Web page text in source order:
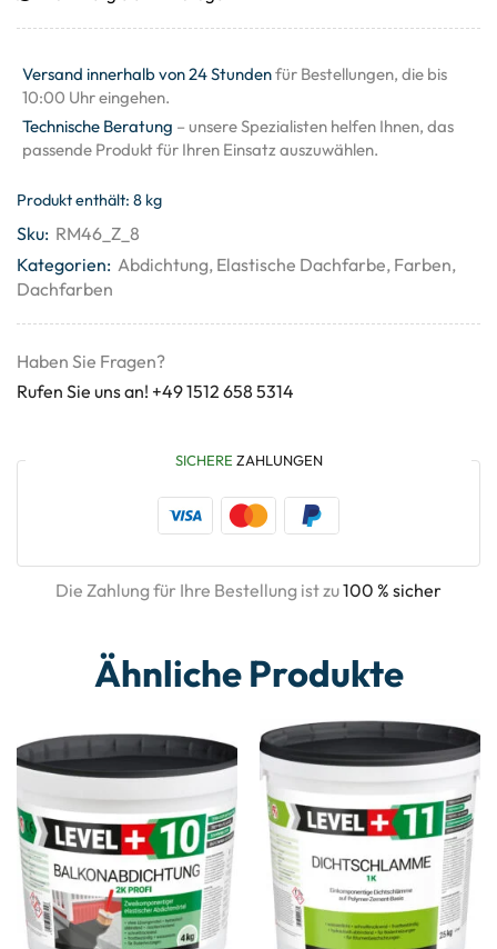
Versand innerhalb von 24 Stundenfür Bestellungen, die bis
10:00 Uhr eingehen.
Technische Beratung – unsere Spezialisten helfen Ihnen, das
passende Produkt für Ihren Einsatz auszuwählen.
Produkt enthält: 8 kg
Sku: RM46_Z_8
Kategorien: Abdichtung, Elastische Dachfarbe, Farben,
Dachfarben
Haben Sie Fragen?
Rufen Sie uns an! +49 1512 658 5314
SICHERE ZAHLUNGEN
Die Zahlung für Ihre Bestellung ist zu100 % sicher
Ähnliche Produkte